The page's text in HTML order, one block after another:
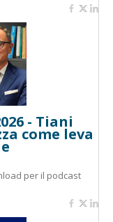
- Tiani
come leva
per il podcast